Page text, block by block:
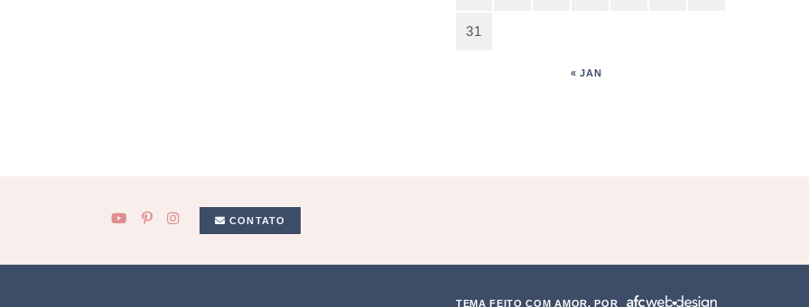
31
« JAN
CONTATO
TEMA FEITO COM AMOR, POR